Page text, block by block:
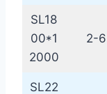
SL18
00*1
2000
2-6
SL22